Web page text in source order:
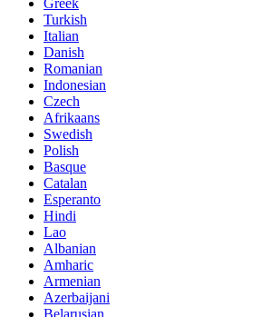
Turkish
Italian
Danish
Romanian
Indonesian
Czech
Afrikaans
Swedish
Polish
Basque
Catalan
Esperanto
Hindi
Lao
Albanian
Amharic
Armenian
Azerbaijani
Belarusian